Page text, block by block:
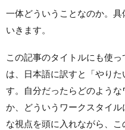
一体どういうことなのか。
いきます。
この記事のタイトルにも使
は、日本語に訳すと「やり
す。自分だったらどのよう
か、どういうワークスタイ
な視点を頭に入れながら、